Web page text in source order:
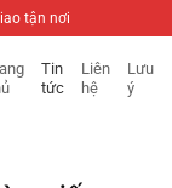
tận nơi
Tin
tức
Liên
hệ
Lưu
ý